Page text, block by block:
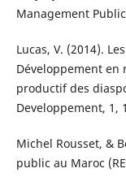
Management
Lucas, V. (2014).
Développement en
productif des
Developpement, 1,
Michel Rousset, &
public au Maroc